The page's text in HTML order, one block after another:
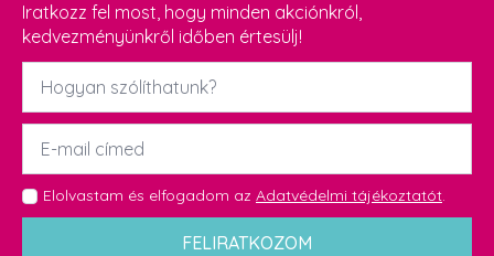
Iratkozz fel most, hogy minden akciónkról,
kedvezményünkről időben értesülj!
Név
Email
GDPR
*
Elolvastam és elfogadom az Adatvédelmi tájékoztatót.
FELIRATKOZOM